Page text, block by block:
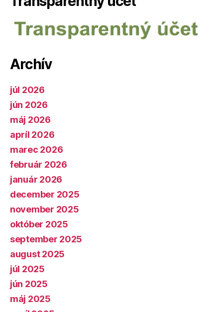
Archív
júl 2026
jún 2026
máj 2026
apríl 2026
marec 2026
február 2026
január 2026
december 2025
november 2025
október 2025
september 2025
august 2025
júl 2025
jún 2025
máj 2025